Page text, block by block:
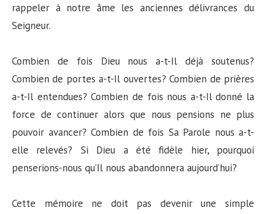
rappeler à notre âme les anciennes délivrances du
Seigneur.
Combien de fois Dieu nous a-t-Il déjà soutenus?
Combien de portes a-t-Il ouvertes? Combien de prières
a-t-Il entendues? Combien de fois nous a-t-Il donné la
force de continuer alors que nous pensions ne plus
pouvoir avancer? Combien de fois Sa Parole nous a-t-
elle relevés? Si Dieu a été fidèle hier, pourquoi
penserions-nous qu’Il nous abandonnera aujourd’hui?
Cette mémoire ne doit pas devenir une simple